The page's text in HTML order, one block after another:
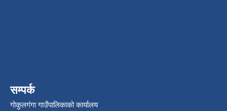
सम्पर्क
गोकुलगंगा गाउँपालिकाको कार्यालय